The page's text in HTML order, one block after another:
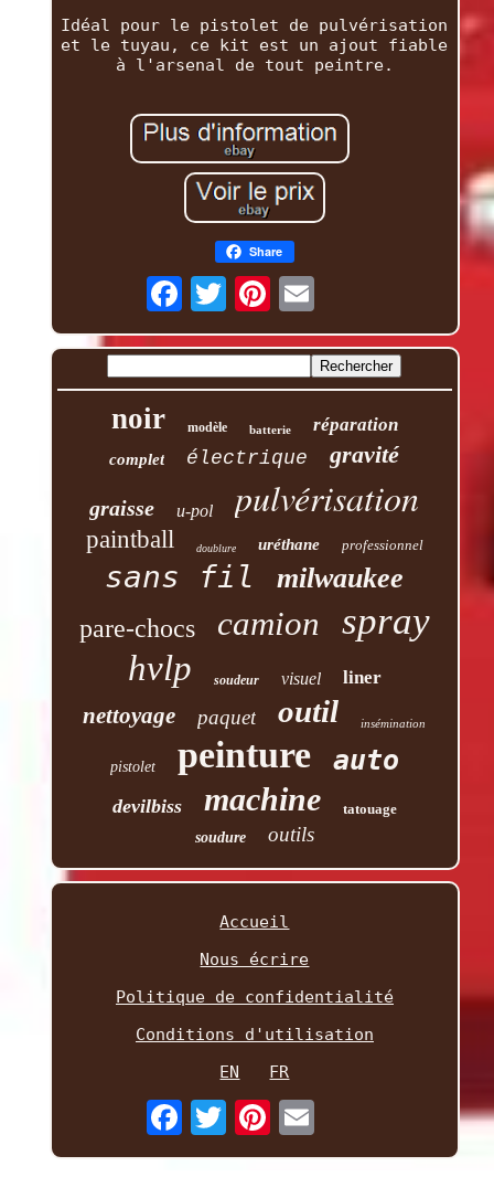
Idéal pour le pistolet de pulvérisation
et le tuyau, ce kit est un ajout fiable
à l'arsenal de tout peintre.
Share
noir modèle batterie réparation
complet électrique gravité
graisse u-pol pulvérisation
paintball doublure uréthane professionnel
sans fil milwaukee
pare-chocs camion spray
hvlp soudeur visuel liner
nettoyage paquet outil insémination
pistolet peinture auto
devilbiss machine
tatouage
soudure
outils
Accueil
Nous écrire
Politique de confidentialité
Conditions d'utilisation
EN
FR